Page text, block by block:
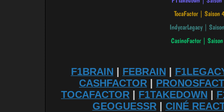
F1BRAIN FEBRAIN
CASHFACTOR
TOCAFACTOR
F1TAKEDOWN
GEOGUESSR| CINÉ